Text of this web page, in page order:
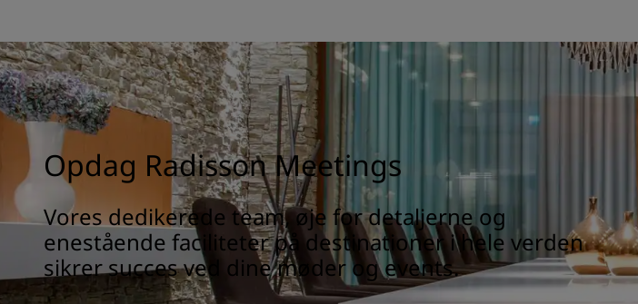
Opdag Radisson Meetings
Vores dedikerede team, øje for detaljerne og
enestående faciliteter på destinationer i hele verden
sikrer succes ved dine møder og events.